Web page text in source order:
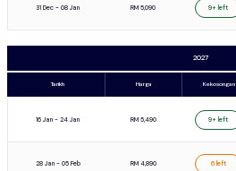
31 Dec - 08 Jan RM 5,090 9+ left
2027
Tarikh Harga Kekosongan
16 Jan - 24 Jan RM 5,490 9+ left
28 Jan - 05 Feb RM 4,890 6 left